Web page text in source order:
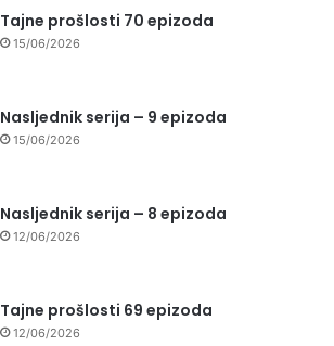
Tajne prošlosti 70 epizoda
15/06/2026
Nasljednik serija – 9 epizoda
15/06/2026
Nasljednik serija – 8 epizoda
12/06/2026
Tajne prošlosti 69 epizoda
12/06/2026